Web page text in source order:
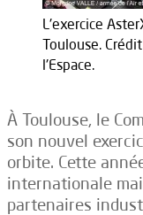
L'exercice
Toulouse.
l'Espace.
À Toulouse, le
son nouvel
orbite. Cette
internationale
partenaires